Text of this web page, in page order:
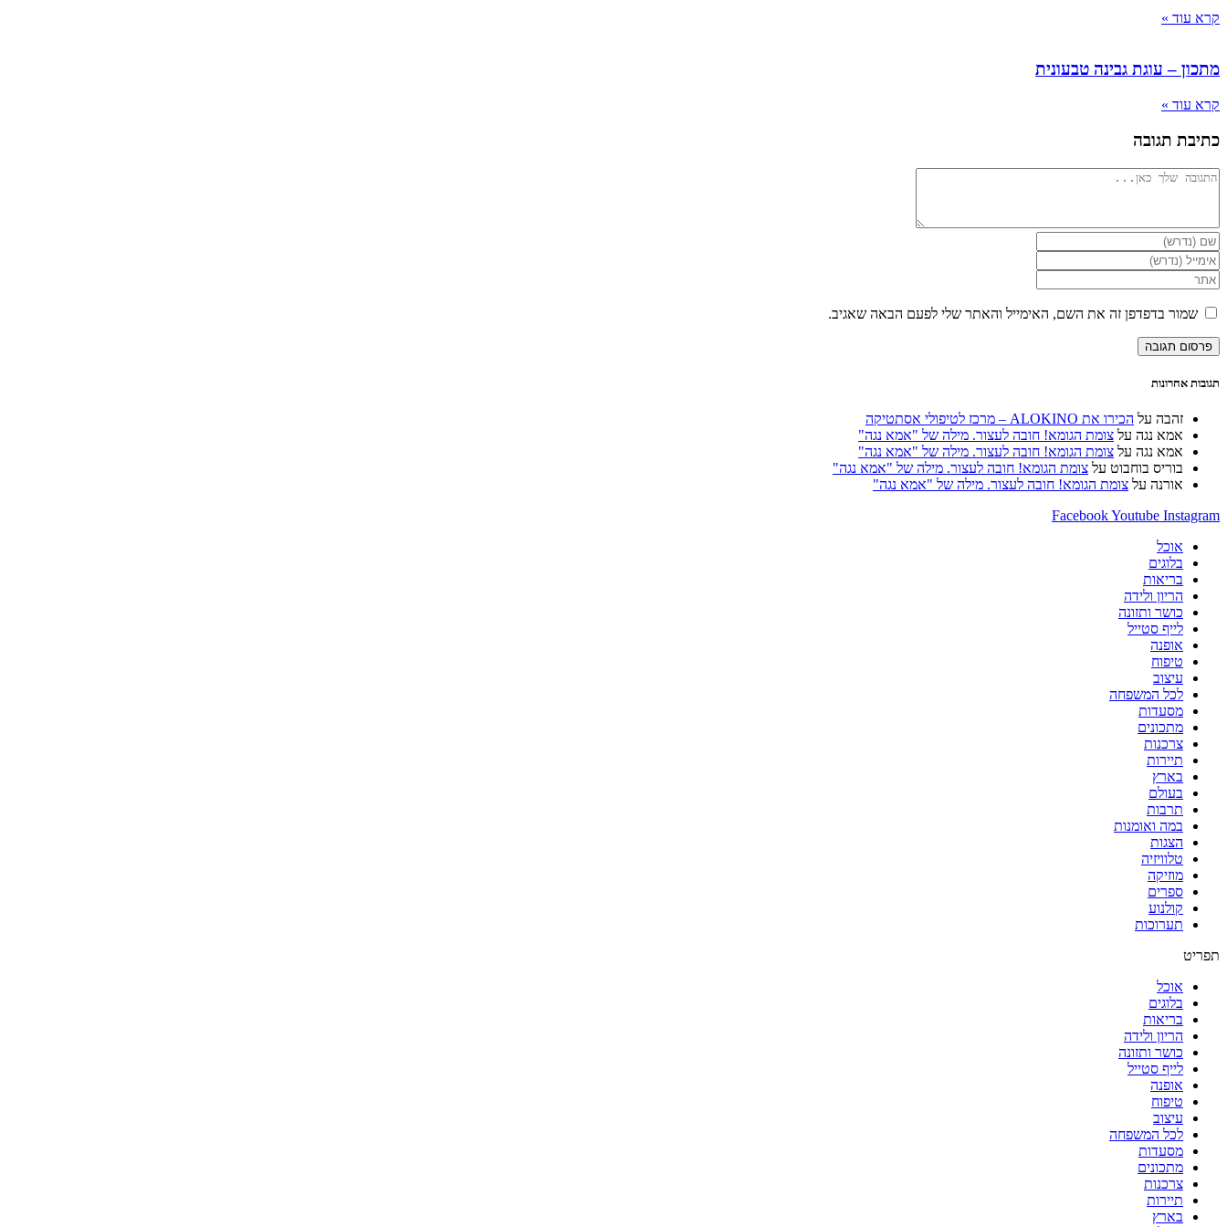
קרא עוד »
מתכון – עוגת גבינה טבעונית
קרא עוד »
כתיבת תגובה
להגיב
הזן
את
השם
שלך
או
שם
משתמש
כדי
הזן
את
כתובת
דואר
האלקטרוני
שלך
כדי
הזן
את
כתובת
האינטרנט
שלך
שמור בדפדפן זה את השם, האימייל והאתר שלי לפעם הבאה שאגיב.
תגובות אחרונות
זהבה על הכירו את ALOKINO – מרכז לטיפולי אסתטיקה
אמא נגה על צומת הגומא! חובה לעצור. מילה של "אמא נגה"
אמא נגה על צומת הגומא! חובה לעצור. מילה של "אמא נגה"
בוריס בוחבוט על צומת הגומא! חובה לעצור. מילה של "אמא נגה"
אורנה על צומת הגומא! חובה לעצור. מילה של "אמא נגה"
FacebookYoutube Instagram
אוכל
בלוגים
בריאות
הריון ולידה
כושר ותזונה
לייף סטייל
אופנה
טיפוח
עיצוב
לכל המשפחה
מסעדות
מתכונים
צרכנות
תיירות
בארץ
בעולם
תרבות
במה ואומנות
הצגות
טלוויזיה
מוזיקה
ספרים
קולנוע
תערוכות
תפריט
אוכל
בלוגים
בריאות
הריון ולידה
כושר ותזונה
לייף סטייל
אופנה
טיפוח
עיצוב
לכל המשפחה
מסעדות
מתכונים
צרכנות
תיירות
בארץ